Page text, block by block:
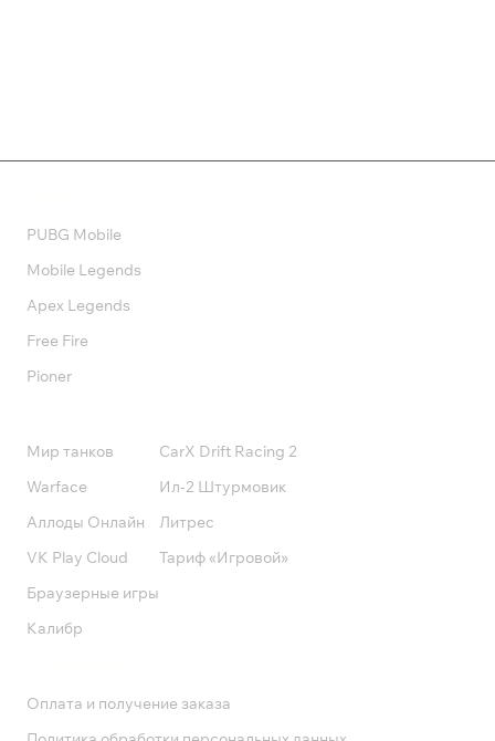
PUBG Mobile
Mobile Legends
Apex Legends
Free Fire
Pioner
Мир танков
Warface
Аллоды Онлайн
VK Play Cloud
Браузерные игры
Калибр
CarX Drift Racing 2
Ил-2 Штурмовик
Литрес
Тариф «Игровой»
Оплата и получение заказа